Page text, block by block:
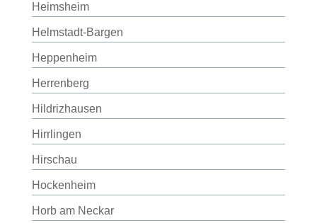
Heimsheim
Helmstadt-Bargen
Heppenheim
Herrenberg
Hildrizhausen
Hirrlingen
Hirschau
Hockenheim
Horb am Neckar